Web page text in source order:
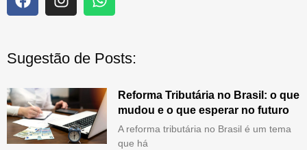
Sugestão de Posts:
Reforma Tributária no Brasil: o que
mudou e o que esperar no futuro
A reforma tributária no Brasil é um tema
que há